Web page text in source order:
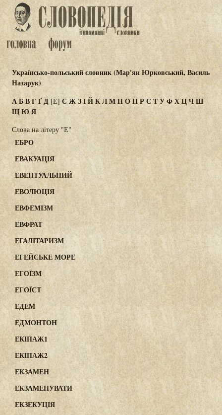
Українсько-польський словник (Мар'ян Юрковський, Василь
Назарук)
АБВГҐД [Е] Є ЖЗІЙКЛМНОПР С ТУФХЦЧШ
ЩЮЯ
Слова на літеру "Е"
ЕБРО
ЕВАКУАЦІЯ
ЕВЕНТУАЛЬНИЙ
ЕВОЛЮЦІЯ
ЕВФЕМІЗМ
ЕВФРАТ
ЕГАЛІТАРИЗМ
ЕГЕЙСЬКЕ МОРЕ
ЕГОЇЗМ
ЕГОЇСТ
ЕДЕМ
ЕДМОНТОН
ЕКІПАЖ1
ЕКІПАЖ2
ЕКЗАМЕН
ЕКЗАМЕНУВАТИ
ЕКЗЕКУЦІЯ